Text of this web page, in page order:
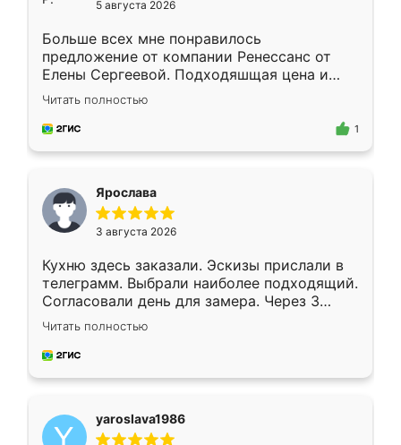
5 августа 2026
Больше всех мне понравилось
предложение от компании Ренессанс от
Елены Сергеевой. Подходяшщая цена и
короткие сроки изготовления. Приехавший
для замера сотрудник Владислав
предложил по моему эскизу самый
Читать полностью
1
Ярослава
3 августа 2026
Кухню здесь заказали. Эскизы прислали в
телеграмм. Выбрали наиболее подходящий.
Согласовали день для замера. Через 3
недели кухня была уже готова. Остались
довольны работой. Спасибо Ренессанс
мебель за качественную работу!
Читать полностью
yaroslava1986